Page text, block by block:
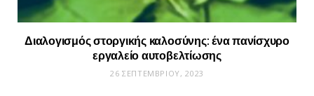
Διαλογισμός στοργικής καλοσύνης: ένα πανίσχυρο
εργαλείο αυτοβελτίωσης
26 ΣΕΠΤΕΜΒΡΊΟΥ, 2023